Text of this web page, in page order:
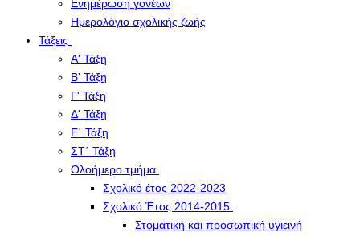
Ενημέρωση γονέων
Ημερολόγιο σχολικής ζωής
Τάξεις
Α' Τάξη
Β' Τάξη
Γ' Τάξη
Δ' Τάξη
Ε΄ Τάξη
ΣΤ΄ Τάξη
Ολοήμερο τμήμα
Σχολικό έτος 2022-2023
Σχολικό Έτος 2014-2015
Στοματική και προσωπική υγιεινή